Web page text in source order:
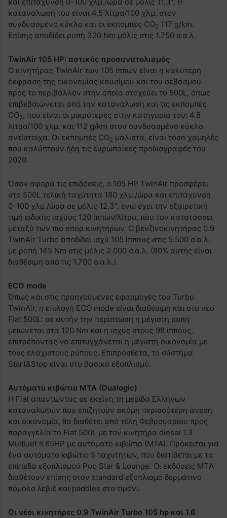
και επιτάχυνση 0-100 χλμ./ώρα σε μόλις 11,3”. Η
κατανάλωσή του είναι 4,5 λίτρα/100 χλμ. στον
συνδυασμένο κύκλο και οι εκπομπές CO2 117 g/km.
Επίσης αποδίδει ροπή 320 Nm μόλις στις 1.750 σ.α.λ.
TwinAir 105 HP: αστικός προσανατολισμός
Ο κινητήρας TwinAir των 105 ίππων είναι η καλύτερη
έκφραση της οικονομίας καυσίμου και του σεβασμού
προς το περιβάλλον στην οποία στοχεύει το 500L, όπως
επιβεβαιώνεται από την κατανάλωση και τις εκπομπές
CO2, που είναι οι μικρότερες στην κατηγορία του: 4.8
λίτρα/100 χλμ. και 112 g/km στον συνδυασμένο κύκλο
αντίστοιχα. Οι εκπομπές CO2 μάλιστα, είναι τόσο χαμηλές
που καλύπτουν ήδη τις ευρωπαϊκές προδιαγραφές του
2020.
Όσον αφορά τις επιδόσεις, ο 105 HP TwinAir προσφέρει
στο 500L τελική ταχύτητα 180 χλμ./ώρα και επιτάχυνση
0-100 χλμ./ώρα σε μόλις 12,3”, ενώ έχει την εξαιρετική
τιμή ειδικής ισχύος 120 ίππων/λίτρο, που τον κατατάσσει
μεταξύ των πιο σπορ κινητήρων. Ο βενζινοκινητήρας 0.9
TwinAir Turbo αποδίδει ισχύ 105 ίππους στις 5.500 σ.α.λ.
με ροπή 145 Nm στις μόλις 2.000 σ.α.λ. (80% αυτής είναι
διαθέσιμη από τις 1.700 σ.α.λ.).
ECO mode
Όπως και στις προηγούμενες εφαρμογές του Turbo
TwinAir, η επιλογή ECO mode είναι διαθέσιμη και στο νέο
Fiat 500L: σε αυτήν την περίπτωση η μέγιστη ροπή
μειώνεται στα 120 Nm και η ισχύς στους 98 ίππους,
επιτρέποντας να επιτυγχάνεται η μέγιστη οικονομία με
τους ελάχιστους ρύπους. Επιπρόσθετα, το σύστημα
Start&Stop είναι στο βασικό εξοπλισμό.
Αυτόματο κιβώτιο ΜΤΑ (Dualogic)
Η Fiat απαντώντας σε εκείνη τη μερίδα Ελλήνων
καταναλωτών που επιζητούν ακόμη περισσότερη άνεση
και οικονομία, θα διαθέτει από τέλη Φεβρουαρίου προς
παραγγελία το Fiat 500L με τον κινητήρα diesel 1.3
MultiJet II 85HP με αυτόματο κιβώτιο (ΜΤΑ). Πρόκειται για
ένα αυτόματο κιβώτιο 5 ταχυτήτων, που διατίθεται με τα
επίπεδα εξοπλισμού Pop Star & Lounge. Οι εκδόσεις MTΑ
διαθέτουν επίσης στον standard εξοπλισμό δερμάτινο
πόμολο λεβιέ και paddles στο τιμόνι.
Οι νέοι κινητήρες 0.9 TwinAir Turbo 105 hp και 1.6